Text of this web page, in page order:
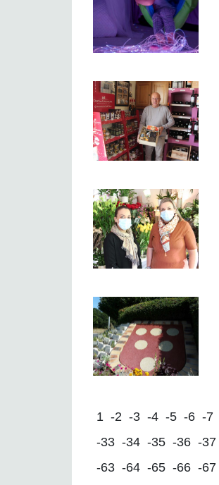
1 -2 -3 -4 -5 -6 -7
-33 -34 -35 -36 -37
-63 -64 -65 -66 -67